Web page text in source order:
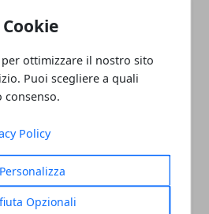
ottimizzare il nostro sito
Puoi scegliere a quali
consenso.
Policy
Personalizza
Opzionali
di questa nostra carrellata
della serie Netflix sulla
nostre conclusioni in merito